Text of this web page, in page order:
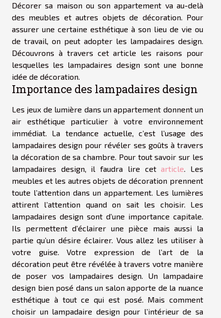
Décorer sa maison ou son appartement va au-delà
des meubles et autres objets de décoration. Pour
assurer une certaine esthétique à son lieu de vie ou
de travail, on peut adopter les lampadaires design.
Découvrons à travers cet article les raisons pour
lesquelles les lampadaires design sont une bonne
idée de décoration.
Importance des lampadaires design
Les jeux de lumière dans un appartement donnent un
air esthétique particulier à votre environnement
immédiat. La tendance actuelle, c’est l’usage des
lampadaires design pour révéler ses goûts à travers
la décoration de sa chambre. Pour tout savoir sur les
lampadaires design, il faudra lire cetarticle. Les
meubles et les autres objets de décoration prennent
toute l’attention dans un appartement. Les lumières
attirent l’attention quand on sait les choisir. Les
lampadaires design sont d’une importance capitale.
Ils permettent d’éclairer une pièce mais aussi la
partie qu’un désire éclairer. Vous allez les utiliser à
votre guise. Votre expression de l’art de la
décoration peut être révélée à travers votre manière
de poser vos lampadaires design. Un lampadaire
design bien posé dans un salon apporte de la nuance
esthétique à tout ce qui est posé. Mais comment
choisir un lampadaire design pour l’intérieur de sa